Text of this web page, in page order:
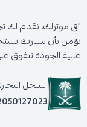
🛡️ الكفالة: 6 شهور
"في موترلك، نقدم لك
نؤمن بأن سيارتك
عالية الجودة تتفوق
السجل